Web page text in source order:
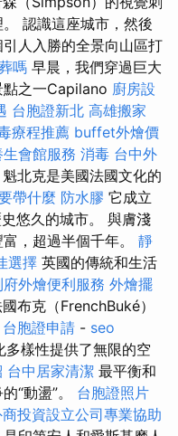
認識這座城市，然後
人入勝的全景向山區打
嗎 早晨，我們穿過巨大
點之一Capilano 廚房設
台胞證新北 高雄搬家
療程推薦 buffet外燴價
生會館服務 消毒 台中外
魁北克是美國法國文化的
帶什麼 防水膠 它成立
悠久的城市。 與膚淺
，超過半個千年。 靜
選擇 英國的傳統和生活
府外燴便利服務 外燴擺
布克（FrenchBuké）
台胞證申請 - seo
樣性提供了無限的空
台中居家清潔 最平衡和
“動盪”。 台胞證照片
投資設立公司專業協助